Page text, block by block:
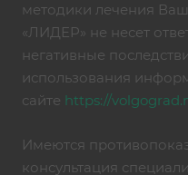
методики лечения
«ЛИДЕР» не несет
негативные
использования
сайте https://
Имеются
консультация